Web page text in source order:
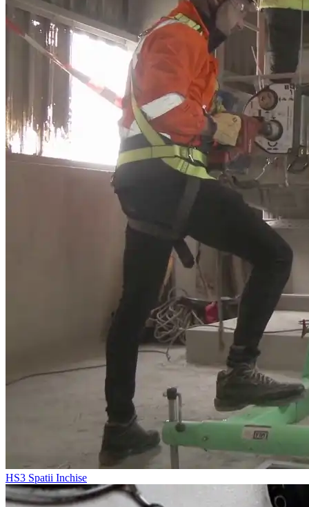
HS3 Spatii Inchise